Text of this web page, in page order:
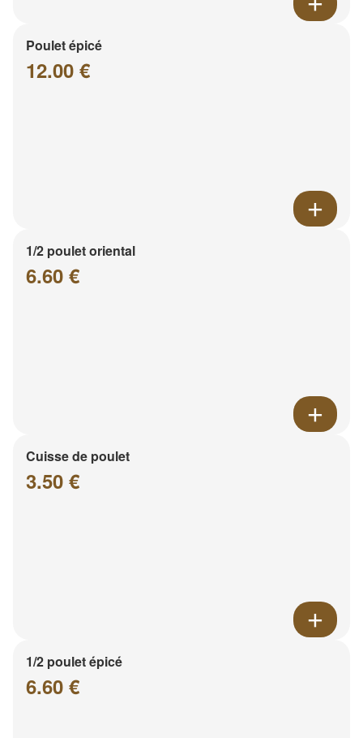
Poulet épicé
12.00 €
1/2 poulet oriental
6.60 €
Cuisse de poulet
3.50 €
1/2 poulet épicé
6.60 €